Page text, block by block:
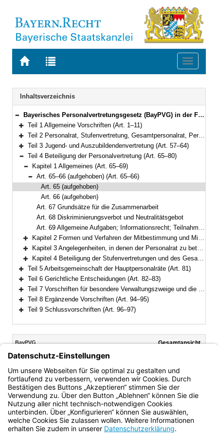
Zur
BAYERN.RECHT
Zur
letzten
Suche
Toggle
Navigation
Inhaltsverzeichnis
Bereich reduzieren
Bayerisches Personalvertretungsgesetz (BayPVG) in der Fassung der Bekanntmachung vom 11. November 1986 (GVBl. S. 349) BayRS 2035-1-F (Art. 1–97)
Bereich erweitern
Teil 1 Allgemeine Vorschriften (Art. 1–11)
Bereich erweitern
Teil 2 Personalrat, Stufenvertretung, Gesamtpersonalrat, Personalversammlung (Art. 12–56)
Bereich erweitern
Teil 3 Jugend- und Auszubildendenvertretung (Art. 57–64)
Bereich reduzieren
Teil 4 Beteiligung der Personalvertretung (Art. 65–80)
Bereich reduzieren
Kapitel 1 Allgemeines (Art. 65–69)
Bereich reduzieren
Art. 65–66 (aufgehoben) (Art. 65–66)
Art. 65 (aufgehoben)
Art. 66 (aufgehoben)
Art. 67 Grundsätze für die Zusammenarbeit
Art. 68 Diskriminierungsverbot und Neutralitätsgebot
Art. 69 Allgemeine Aufgaben; Informationsrecht; Teilnahme an Prüfungen
Bereich erweitern
Kapitel 2 Formen und Verfahren der Mitbestimmung und Mitwirkung (Art. 70–74)
Bereich erweitern
Kapitel 3 Angelegenheiten, in denen der Personalrat zu beteiligen ist (Art. 75–79)
Bereich erweitern
Kapitel 4 Beteiligung der Stufenvertretungen und des Gesamtpersonalrats (Art. 80)
Bereich erweitern
Teil 5 Arbeitsgemeinschaft der Hauptpersonalräte (Art. 81)
Bereich erweitern
Teil 6 Gerichtliche Entscheidungen (Art. 82–83)
Bereich erweitern
Teil 7 Vorschriften für besondere Verwaltungszweige und die Behandlung von Verschlußsachen (Art. 84–93)
Bereich erweitern
Teil 8 Ergänzende Vorschriften (Art. 94–95)
Teil 9 Schlussvorschriften (Art. 96–97)
Inhalt
BayPVG
Fassung: 11.11.1986
Gesamtansicht
Art. 65 (aufgehoben)
Bayern.de
BayernPortal